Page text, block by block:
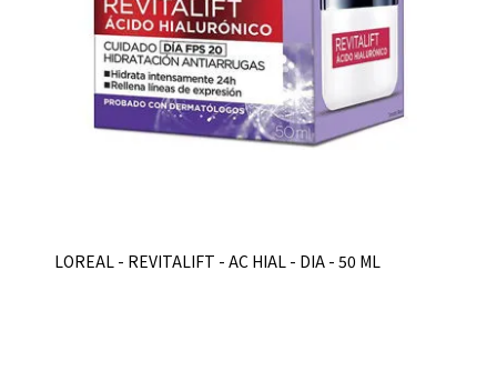
LOREAL - REVITALIFT - AC HIAL - DIA - 50 ML